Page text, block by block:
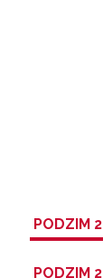
PODZIM
PODZIM